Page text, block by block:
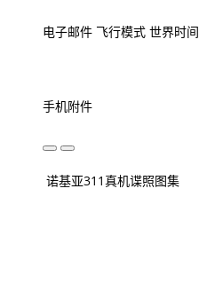
电子邮件 飞行模式 世界时间
手机附件
诺基亚311真机谍照图集